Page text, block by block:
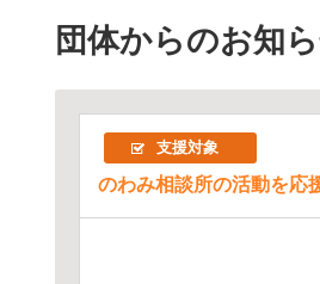
団体からのお知
支援対象
のわみ相談所の活動を応